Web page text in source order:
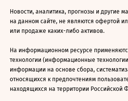
Новости, аналитика, прогнозы и другие
на данном сайте, не являются офертой
или продаже каких-либо активов.
На информационном ресурсе
технологии (информационные
информации на основе сбора,
относящихся к предпочтениям
находящихся на территории Российской